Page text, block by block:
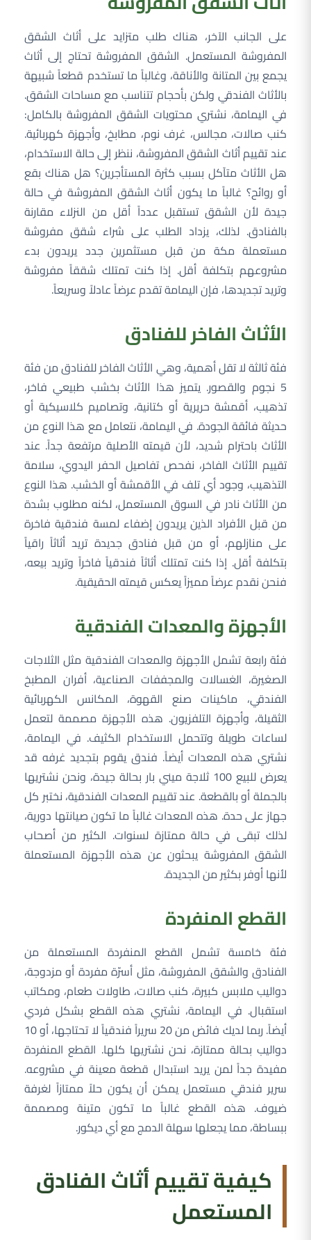
على الجانب الآخر، هناك طلب متزايد على أثاث الشقق
المفروشة المستعمل. الشقق المفروشة تحتاج إلى أثاث
يجمع بين المتانة والأناقة، وغالباً ما تستخدم قطعاً شبيهة
بالأثاث الفندقي ولكن بأحجام تتناسب مع مساحات الشقق.
في اليمامة، نشتري محتويات الشقق المفروشة بالكامل:
كنب صالات، مجالس، غرف نوم، مطابخ، وأجهزة كهربائية.
عند تقييم أثاث الشقق المفروشة، ننظر إلى حالة الاستخدام،
هل الأثاث متآكل بسبب كثرة المستأجرين؟ هل هناك بقع
أو روائح؟ غالباً ما يكون أثاث الشقق المفروشة في حالة
جيدة لأن الشقق تستقبل عدداً أقل من النزلاء مقارنة
بالفنادق. لذلك، يزداد الطلب على شراء شقق مفروشة
مستعملة مكة من قبل مستثمرين جدد يريدون بدء
مشروعهم بتكلفة أقل. إذا كنت تمتلك شققاً مفروشة
وتريد تجديدها، فإن اليمامة تقدم عرضاً عادلاً وسريعاً.
الأثاث الفاخر للفنادق
فئة ثالثة لا تقل أهمية، وهي الأثاث الفاخر للفنادق من فئة
5 نجوم والقصور. يتميز هذا الأثاث بخشب طبيعي فاخر،
تذهيب، أقمشة حريرية أو كتانية، وتصاميم كلاسيكية أو
حديثة فائقة الجودة. في اليمامة، نتعامل مع هذا النوع من
الأثاث باحترام شديد، لأن قيمته الأصلية مرتفعة جداً. عند
تقييم الأثاث الفاخر، نفحص تفاصيل الحفر اليدوي، سلامة
التذهيب، وجود أي تلف في الأقمشة أو الخشب. هذا النوع
من الأثاث نادر في السوق المستعمل، لكنه مطلوب بشدة
من قبل الأفراد الذين يريدون إضفاء لمسة فندقية فاخرة
على منازلهم، أو من قبل فنادق جديدة تريد أثاثاً راقياً
بتكلفة أقل. إذا كنت تمتلك أثاثاً فندقياً فاخراً وتريد بيعه،
فنحن نقدم عرضاً مميزاً يعكس قيمته الحقيقية.
الأجهزة والمعدات الفندقية
فئة رابعة تشمل الأجهزة والمعدات الفندقية مثل الثلاجات
الصغيرة، الغسالات والمجففات الصناعية، أفران المطبخ
الفندقي، ماكينات صنع القهوة، المكانس الكهربائية
الثقيلة، وأجهزة التلفزيون. هذه الأجهزة مصممة لتعمل
لساعات طويلة وتتحمل الاستخدام الكثيف. في اليمامة،
نشتري هذه المعدات أيضاً. فندق يقوم بتجديد غرفه قد
يعرض للبيع 100 ثلاجة ميني بار بحالة جيدة، ونحن نشتريها
بالجملة أو بالقطعة. عند تقييم المعدات الفندقية، نختبر كل
جهاز على حدة. هذه المعدات غالباً ما تكون صيانتها دورية،
لذلك تبقى في حالة ممتازة لسنوات. الكثير من أصحاب
الشقق المفروشة يبحثون عن هذه الأجهزة المستعملة
لأنها أوفر بكثير من الجديدة.
القطع المنفردة
فئة خامسة تشمل القطع المنفردة المستعملة من
الفنادق والشقق المفروشة، مثل أسرّة مفردة أو مزدوجة،
دواليب ملابس كبيرة، كنب صالات، طاولات طعام، ومكاتب
استقبال. في اليمامة، نشتري هذه القطع بشكل فردي
أيضاً. ربما لديك فائض من 20 سريراً فندقياً لا تحتاجها، أو 10
دواليب بحالة ممتازة، نحن نشتريها كلها. القطع المنفردة
مفيدة جداً لمن يريد استبدال قطعة معينة في مشروعه.
سرير فندقي مستعمل يمكن أن يكون حلاً ممتازاً لغرفة
ضيوف. هذه القطع غالباً ما تكون متينة ومصممة
ببساطة، مما يجعلها سهلة الدمج مع أي ديكور.
كيفية تقييم أثاث الفنادق
المستعمل